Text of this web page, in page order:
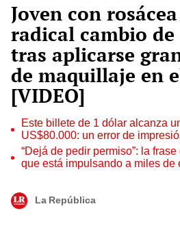
Joven con
radical cambio
tras aplicarse
de maquillaje en
[VIDEO]
Este billete de 1 dólar alcanza
US$80.000: un error de
pieza única que hoy buscan
mundo
“Dejá de pedir permiso”: la
que está impulsando a miles de
La República